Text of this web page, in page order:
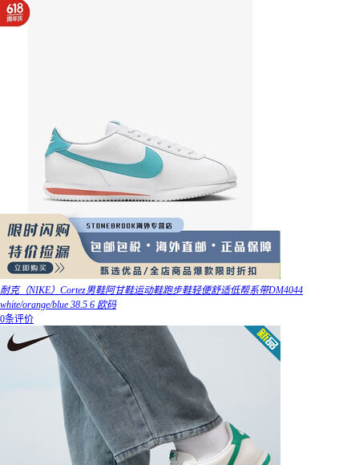
耐克（NIKE）Cortez男鞋阿甘鞋运动鞋跑步鞋轻便舒适低帮系带DM4044
white/orange/blue 38.5 6 欧码
0条评价